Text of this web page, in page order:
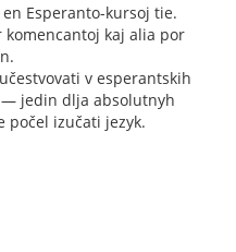
Esperanto-kursoj tie.
kaj alia por
v esperantskih
— jedin dlja absolutnyh
počel izučati jezyk.